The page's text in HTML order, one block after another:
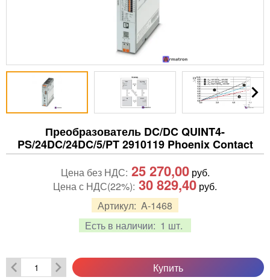
Преобразователь DC/DC QUINT4-
PS/24DC/24DC/5/PT 2910119 Phoenix Contact
Артикул: A-1468
Есть в наличии: 1 шт.
Цена без НДС: 25 270,00руб.
Цена с НДС(22%): 30 829,40 руб.
Купить